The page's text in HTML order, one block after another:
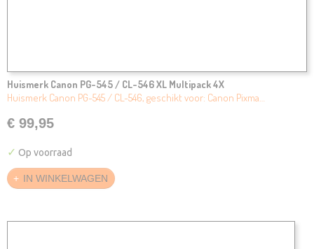
Huismerk Canon PG-545 / CL-546 XL Multipack 4X
Huismerk Canon PG-545 / CL-546, geschikt voor: Canon Pixma…
€ 99,95
✓ Op voorraad
IN WINKELWAGEN